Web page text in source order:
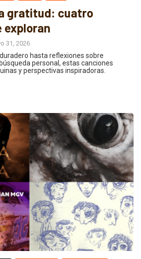
gratitud: cuatro
exploran
31, 2026
hasta reflexiones sobre
personal, estas canciones
y perspectivas inspiradoras.